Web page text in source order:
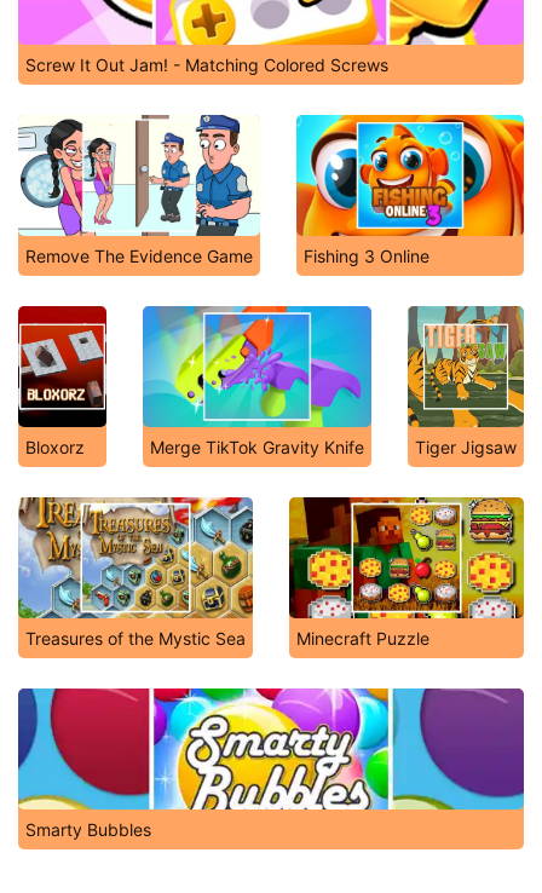
Screw It Out Jam! - Matching Colored Screws
Remove The Evidence Game Fishing 3 Online
Bloxorz Merge TikTok Gravity Knife Tiger Jigsaw
Treasures of the Mystic Sea Minecraft Puzzle
Smarty Bubbles